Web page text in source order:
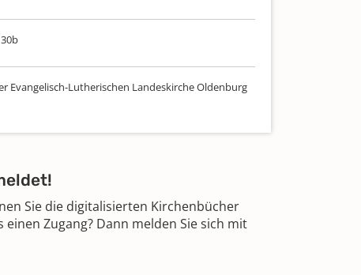
Evangelisch-Lutherischen Landeskirche Oldenburg
Sie die digitalisierten Kirchenbücher
einen Zugang? Dann melden Sie sich mit